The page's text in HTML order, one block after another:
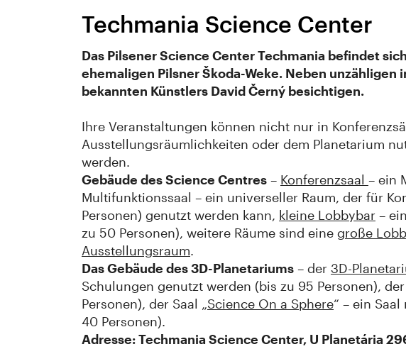
Techmania Science Center
Das Pilsener Science Center Techmania befindet
ehemaligen Pilsner Škoda-Weke. Neben
bekannten Künstlers David Černý besichtigen.
Ihre Veranstaltungen können nicht nur in
Ausstellungsräumlichkeiten oder dem Planetarium
werden.
Gebäude des Science Centres – Konferenzsaal – ein
Multifunktionssaal – ein universeller Raum, der für
Personen) genutzt werden kann, kleine Lobbybar –
zu 50 Personen), weitere Räume sind eine große
Ausstellungsraum.
Das Gebäude des 3D-Planetariums – der 3D-
Schulungen genutzt werden (bis zu 95 Personen), der
Personen), der Saal „Science On a Sphere“ – ein
40 Personen).
Adresse: Techmania Science Center, U Planetária